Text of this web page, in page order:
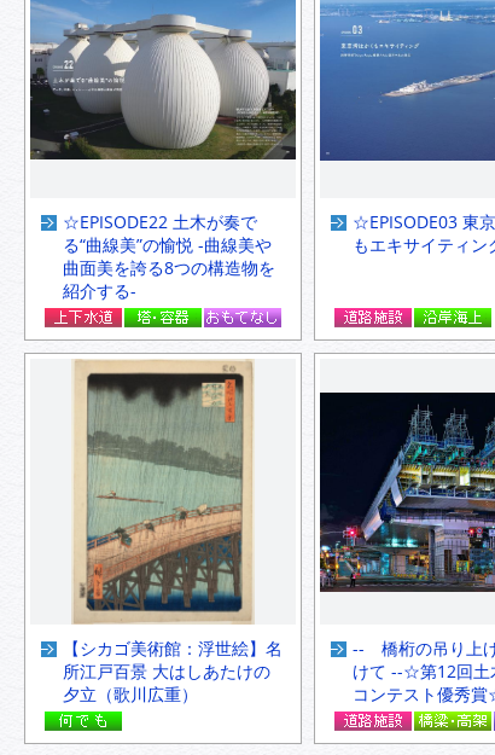
☆EPISODE22 土木が奏で
る“曲線美”の愉悦 -曲線美や
曲面美を誇る8つの構造物を
紹介する-
☆EPISODE03 東
もエキサイティン
【シカゴ美術館：浮世絵】名
所江戸百景 大はしあたけの
夕立（歌川広重）
-- 橋桁の吊り上
けて --☆第12回土
コンテスト優秀